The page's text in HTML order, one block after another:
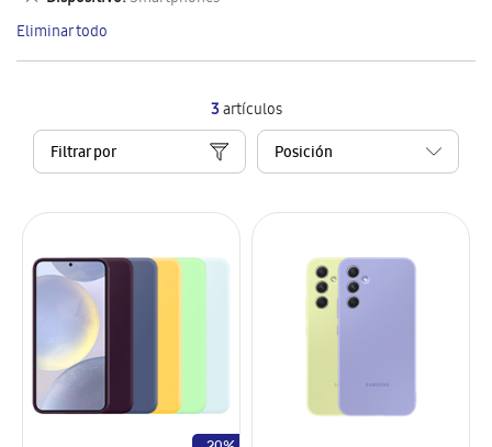
3artículos
Filtrar por
artículo
este
artículo
Eliminar todo